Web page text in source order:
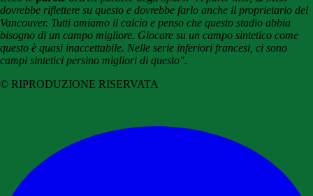
dovrebbe riflettere su questo e dovrebbe farlo anche il proprietario del
Vancouver. Tutti amiamo il calcio e penso che questo stadio abbia
bisogno di un campo migliore. Giocare su un campo sintetico come
questo è quasi inaccettabile. Nelle serie inferiori francesi, ci sono
campi sintetici persino migliori di questo".
© RIPRODUZIONE RISERVATA